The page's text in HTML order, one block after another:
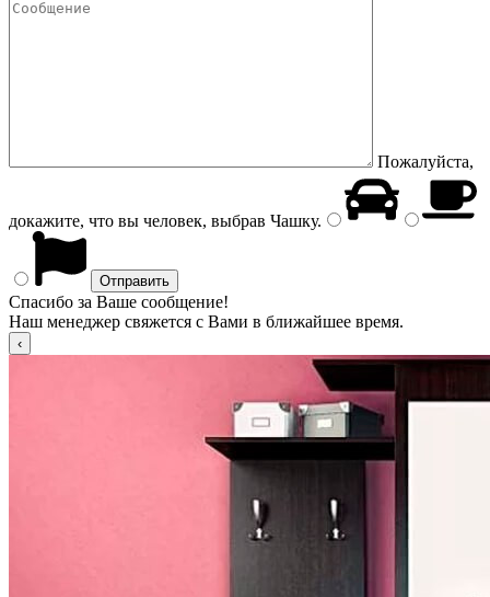
Пожалуйста,
докажите, что вы человек, выбрав Чашку.
Спасибо за Ваше сообщение!
Наш менеджер свяжется с Вами в ближайшее время.